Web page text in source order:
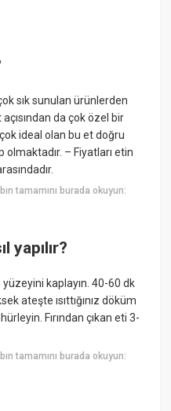
sık sunulan ürünlerden
da çok özel bir
ideal olan bu et doğru
– Fiyatları etin
tamamını burada okuyun:
yapılır?
kaplayın. 40-60 dk
ateşte ısıttığınız döküm
Fırından çıkan eti 3-
tamamını burada okuyun: